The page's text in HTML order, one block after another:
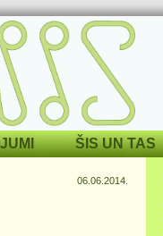
ŠIS UN TAS
06.06.2014.